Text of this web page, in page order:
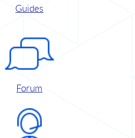
Guides
Forum